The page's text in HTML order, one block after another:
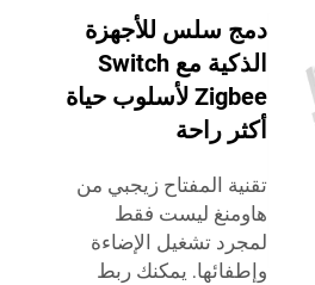
دمج سلس للأجهزة
الذكية مع Switch
Zigbee لأسلوب حياة
أكثر راحة
تقنية المفتاح زيجبي من
هاومنغ ليست فقط
لمجرد تشغيل الإضاءة
وإطفائها. يمكنك ربط